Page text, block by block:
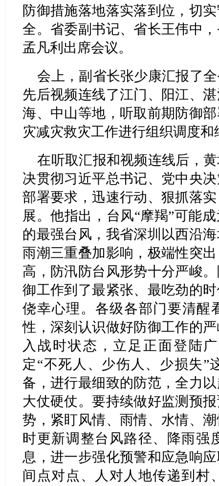
防御措施落地落实落到位，切
全。省委副书记、省长王伟中
孟凡利出席会议。
会上，副省长张少康汇报了
先后视频连线了江门、阳江、
海、中山等地，听取前期防御
灾减灾救灾工作进行组织调度和
在听取汇报和视频连线后，
决贯彻习近平总书记、党中央
部署要求，迅速行动、狠抓落
展。他指出，台风“摩羯”可能
的最强台风，我省深圳以西沿
雨潮三重叠加影响，极端性突
高，防汛防台风形势十分严峻
御工作到了最紧张、最吃劲的
侥幸心理。各级各部门要清醒
性，深刻认识做好防御工作的
入战时状态，立足正面登陆
定“不死人、少伤人、少损失”
备，进行最细致的防范，全力
大仗硬仗。要持续做好监测预
势，紧盯风情、雨情、水情、
时更新调整台风路径、降雨强
息，进一步强化预警和应急响
间点对点、人对人地传递到村